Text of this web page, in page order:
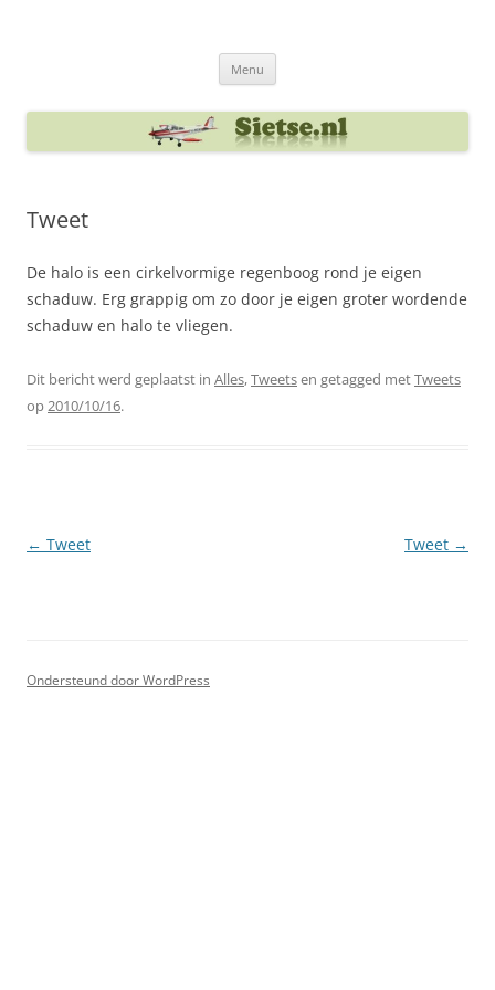
Menu
Tweet
De halo is een cirkelvormige regenboog rond je eigen
schaduw. Erg grappig om zo door je eigen groter wordende
schaduw en halo te vliegen.
Dit bericht werd geplaatst in Alles,Tweetsen getagged metTweets
op2010/10/16.
Berichtnavigatie
← Tweet Tweet →
Ondersteund door WordPress